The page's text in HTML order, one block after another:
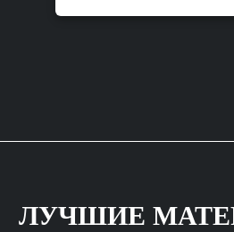
ЛУЧШИЕ